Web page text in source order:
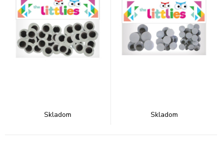
Skladom Skladom